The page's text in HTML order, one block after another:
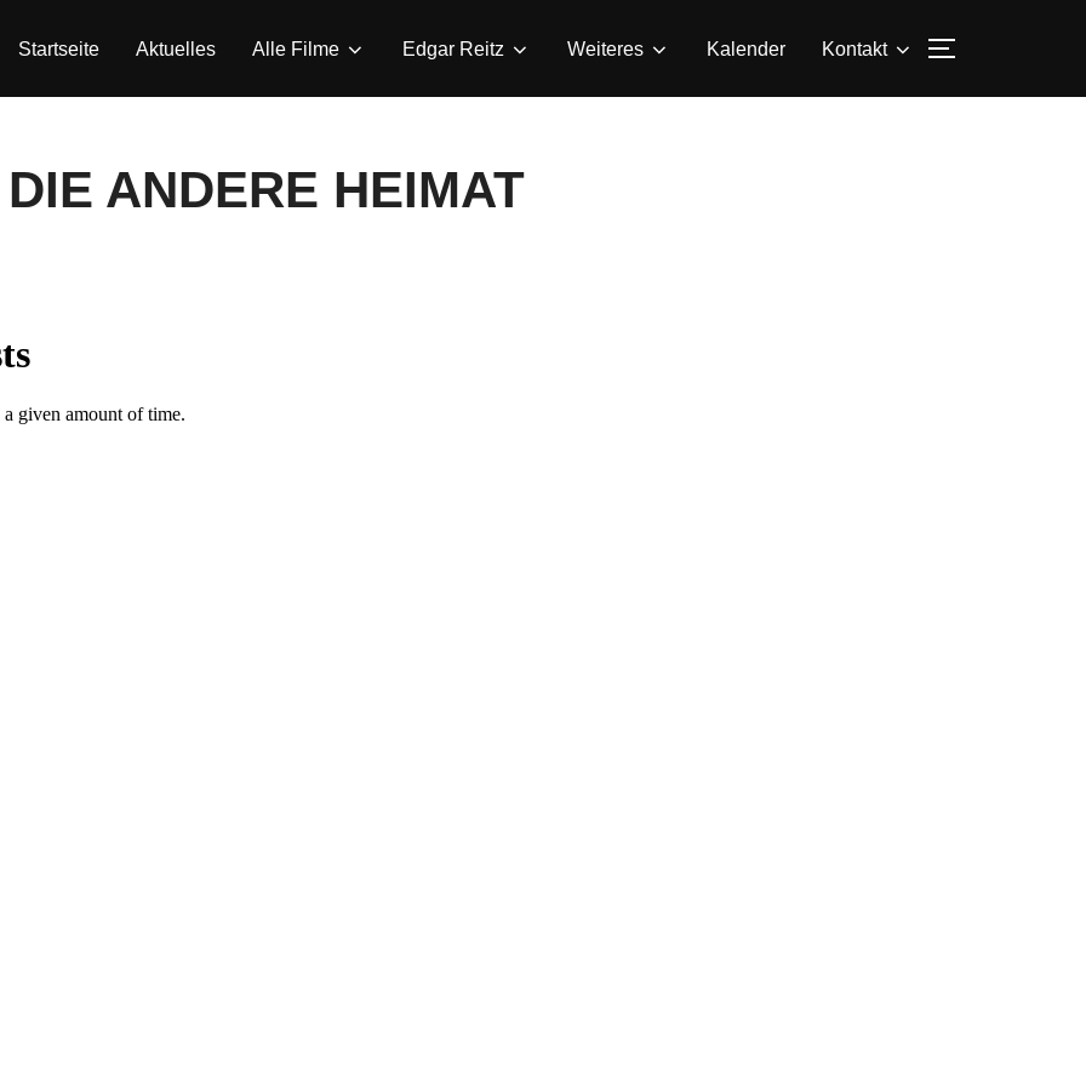
Startseite Aktuelles Alle Filme Edgar Reitz Weiteres Kalender Kontakt
ANDERE HEIMAT